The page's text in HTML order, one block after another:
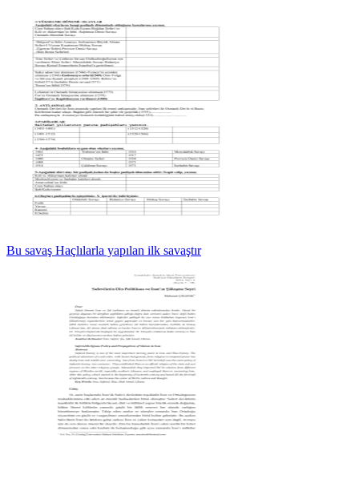
Bu savaş Haçlılarla yapılan ilk savaştır